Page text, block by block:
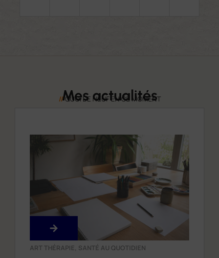
//QUOI DE NEUF EN CE MOMENT
Mes actualités
ART THÉRAPIE, SANTÉ AU QUOTIDIEN